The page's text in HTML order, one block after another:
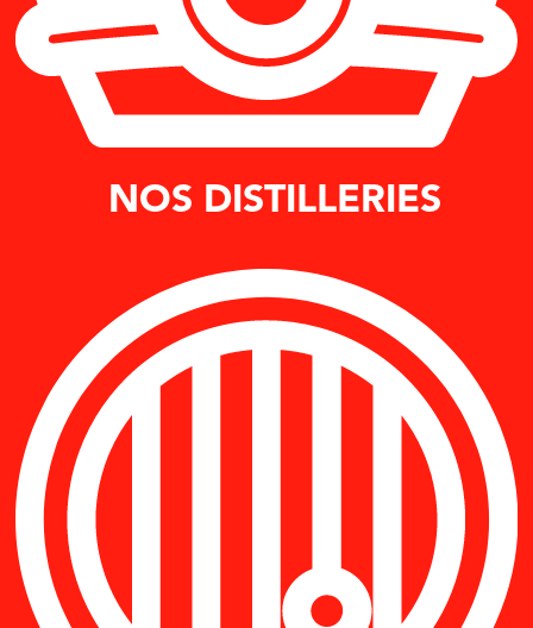
NOS DISTILLERIES